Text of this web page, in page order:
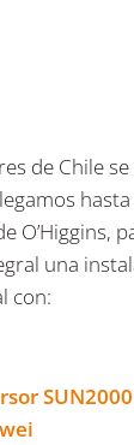
de Chile
O’Higgins,
una
con: